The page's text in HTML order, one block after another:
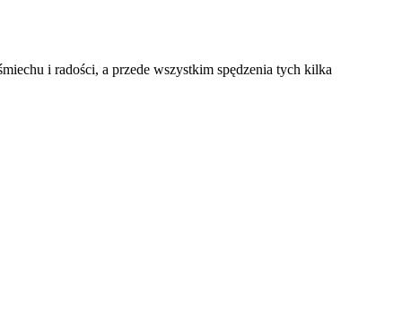
i radości, a przede wszystkim spędzenia tych kilka